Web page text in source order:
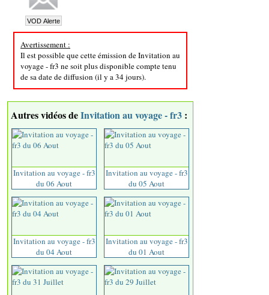
Avertissement :
Il est possible que cette émission de Invitation au
voyage - fr3 ne soit plus disponible compte tenu
de sa date de diffusion (il y a 34 jours).
Autres vidéos deInvitation au voyage - fr3 :
Invitation au voyage - fr3
du 06 Aout
Invitation au voyage - fr3
du 05 Aout
Invitation au voyage - fr3
du 04 Aout
Invitation au voyage - fr3
du 01 Aout